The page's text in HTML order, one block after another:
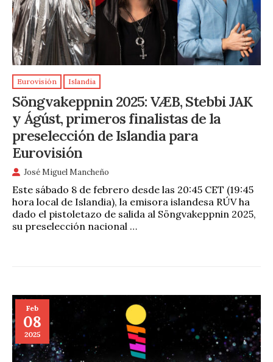
Eurovisión Islandia
Söngvakeppnin 2025: VÆB, Stebbi JAK
y Ágúst, primeros finalistas de la
preselección de Islandia para
Eurovisión
José Miguel Mancheño
Este sábado 8 de febrero desde las 20:45 CET (19:45
hora local de Islandia), la emisora islandesa RÚV ha
dado el pistoletazo de salida al Söngvakeppnin 2025,
su preselección nacional …
Feb
08
2025